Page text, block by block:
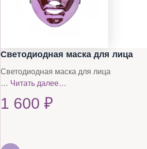
Светодиодная маска для лица
Светодиодная маска для лица
… Читать далее…
1 600 ₽